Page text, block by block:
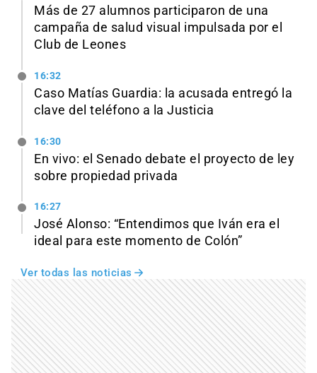
Más de 27 alumnos participaron de una
campaña de salud visual impulsada por el
Club de Leones
16:32
Caso Matías Guardia: la acusada entregó la
clave del teléfono a la Justicia
16:30
En vivo: el Senado debate el proyecto de ley
sobre propiedad privada
16:27
José Alonso: “Entendimos que Iván era el
ideal para este momento de Colón”
Ver todas las noticias